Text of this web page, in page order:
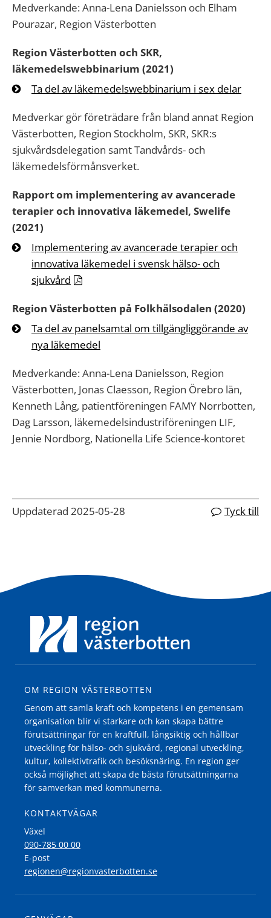
Medverkande: Anna-Lena Danielsson och Elham
Pourazar, Region Västerbotten
Region Västerbotten och SKR,
läkemedelswebbinarium (2021)
Ta del av läkemedelswebbinarium i sex delar
Medverkar gör företrädare från bland annat Region
Västerbotten, Region Stockholm, SKR, SKR:s
sjukvårdsdelegation samt Tandvårds- och
läkemedelsförmånsverket.
Rapport om implementering av avancerade
terapier och innovativa läkemedel, Swelife
(2021)
Implementering av avancerade terapier och
innovativa läkemedel i svensk hälso- och
sjukvård
Region Västerbotten på Folkhälsodalen (2020)
Ta del av panelsamtal om tillgängliggörande av
nya läkemedel
Medverkande: Anna-Lena Danielsson, Region
Västerbotten, Jonas Claesson, Region Örebro län,
Kenneth Lång, patientföreningen FAMY Norrbotten,
Dag Larsson, läkemedelsindustriföreningen LIF,
Jennie Nordborg, Nationella Life Science-kontoret
Uppdaterad 2025-05-28 Tyck till
OM REGION VÄSTERBOTTEN
Genom att samla kraft och kompetens i en gemensam
organisation blir vi starkare och kan skapa bättre
förutsättningar för en kraftfull, långsiktig och hållbar
utveckling för hälso- och sjukvård, regional utveckling,
kultur, kollektivtrafik och besöksnäring. En region ger
också möjlighet att skapa de bästa förutsättningarna
för samverkan med kommunerna.
KONTAKTVÄGAR
Växel
090-785 00 00
E-post
regionen@regionvasterbotten.se